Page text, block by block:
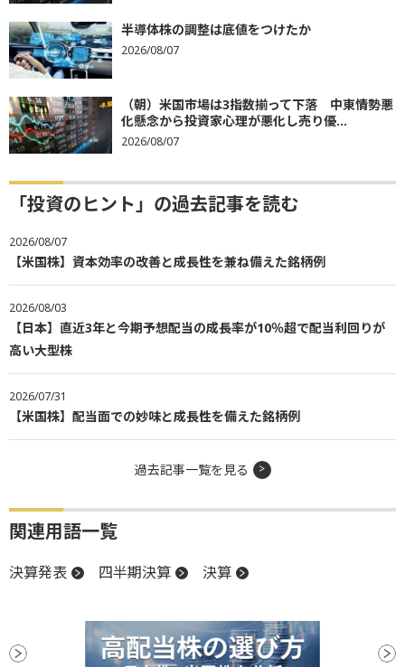
半導体株の調整は底値をつけたか
2026/08/07
（朝）米国市場は3指数揃って下落 中東情勢悪
化懸念から投資家心理が悪化し売り優...
2026/08/07
「投資のヒント」の過去記事を読む
2026/08/07
【米国株】資本効率の改善と成長性を兼ね備えた銘柄例
2026/08/03
【日本】直近3年と今期予想配当の成長率が10％超で配当利回りが
高い大型株
2026/07/31
【米国株】配当面での妙味と成長性を備えた銘柄例
過去記事一覧を見る
関連用語一覧
決算発表 四半期決算 決算